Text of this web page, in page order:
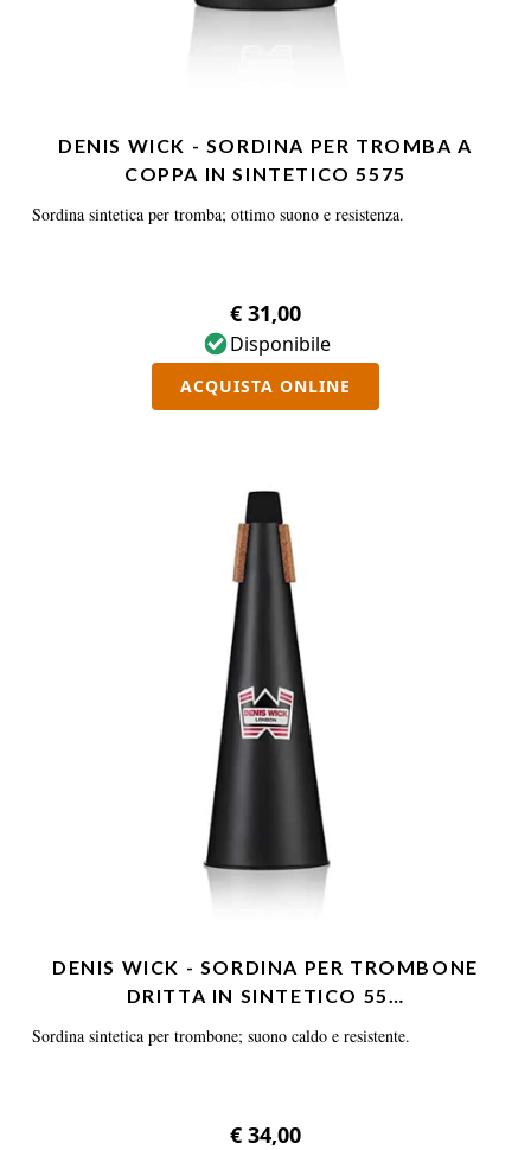
DENIS WICK - SORDINA PER TROMBA A
COPPA IN SINTETICO 5575
Sordina sintetica per tromba; ottimo suono e resistenza.
€ 31,00
Disponibile
ACQUISTA ONLINE
DENIS WICK - SORDINA PER TROMBONE
DRITTA IN SINTETICO 55…
Sordina sintetica per trombone; suono caldo e resistente.
€ 34,00